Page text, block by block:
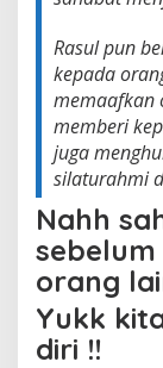
Rasul pun
kepada
memaafkan
memberi
juga
silaturahmi
Nahh
orang
Yukk
diri !!